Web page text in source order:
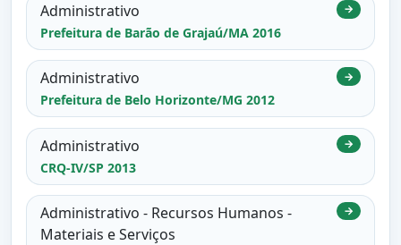
Administrativo
Prefeitura de Barão de Grajaú/MA 2016
→
Administrativo
Prefeitura de Belo Horizonte/MG 2012
→
Administrativo
CRQ-IV/SP 2013
→
Administrativo - Recursos Humanos -
Materiais e Serviços
→